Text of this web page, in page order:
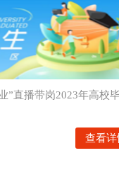
”直播带岗2023年高校
查看详